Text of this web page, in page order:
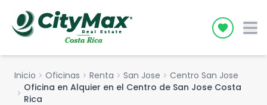
Icon
Inicio chevron_right Oficinas chevron_right Renta chevron_right San Jose chevron_right Centro San Jose
chevron_right Oficina en Alquier en el Centro de San Jose Costa
Rica